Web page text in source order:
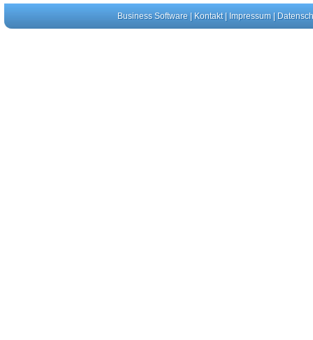
Business Software| Kontakt| Impressum|